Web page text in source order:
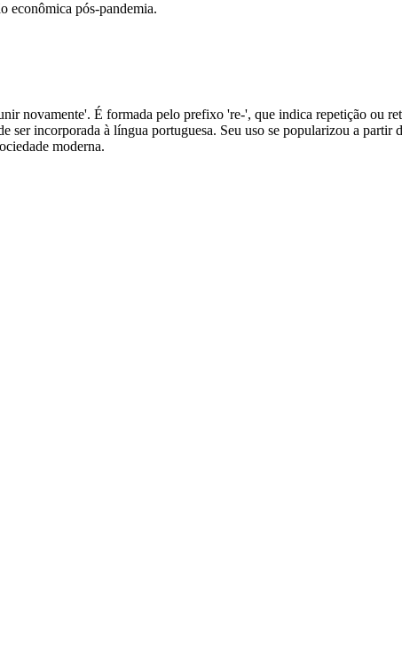
econômica pós-pandemia.
novamente'. É formada pelo prefixo 're-', que indica repetição ou
ser incorporada à língua portuguesa. Seu uso se popularizou a
moderna.